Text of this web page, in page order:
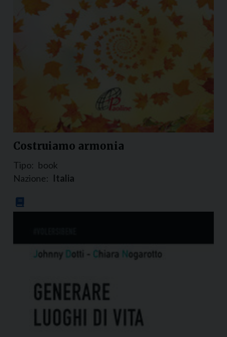
Costruiamo armonia
Tipo: book
Nazione: Italia